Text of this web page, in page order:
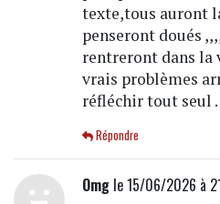
texte,tous auront
penseront doués
rentreront dans la
vrais problèmes
réfléchir tout seul .
Répondre
Omgle 15/06/2026 à